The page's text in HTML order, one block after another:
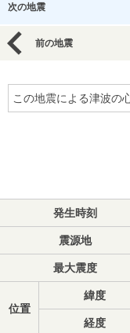
次の地震
前の地震
この地震による津波の
発生時刻
震源地
最大震度
位置
緯度
経度